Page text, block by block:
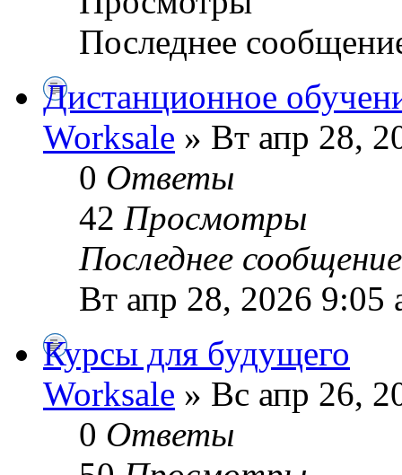
Последнее
Дистанционное
Worksale » Вт апр 28,
0 Ответы
42 Просмотры
Последнее
Вт апр 28, 2026 9:05
Курсы для будущего
Worksale » Вс апр 26,
0 Ответы